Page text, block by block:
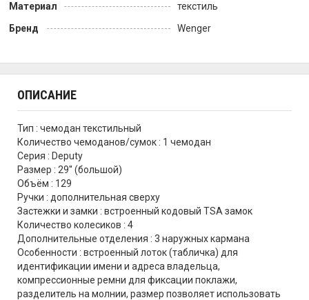
Материал
текстиль
Бренд
Wenger
ОПИСАНИЕ
Тип : чемодан текстильный
Количество чемоданов/сумок : 1 чемодан
Серия : Deputy
Размер : 29'' (большой)
Объём : 129
Ручки : дополнительная сверху
Застежки и замки : встроенный кодовый TSA замок
Количество колесиков : 4
Дополнительные отделения : 3 наружных кармана
Особенности : встроенный лоток (табличка) для
идентификации имени и адреса владельца,
компрессионные ремни для фиксации поклажи,
разделитель на молнии, размер позволяет использовать